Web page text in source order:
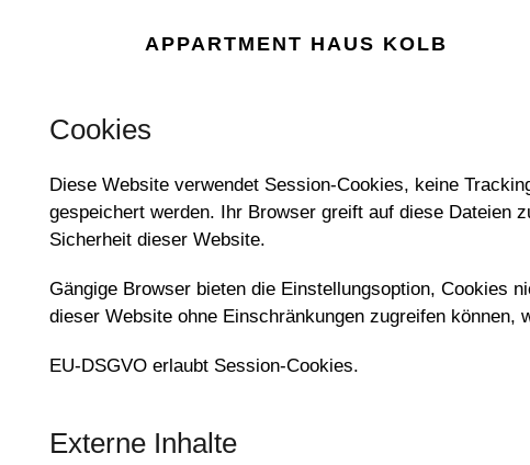
APPARTMENT HAUS KOLB
Cookies
Diese Website verwendet Session-Cookies, keine
gespeichert werden. Ihr Browser greift auf diese Dateien
Sicherheit dieser Website.
Gängige Browser bieten die Einstellungsoption, Cookies
dieser Website ohne Einschränkungen zugreifen können,
EU-DSGVO erlaubt Session-Cookies.
Externe Inhalte